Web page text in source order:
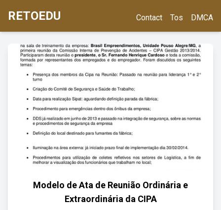
RETOEDU Contact Tos DMCA
Modelo de Ata de Reunião Ordinária e
Extraordinária da CIPA